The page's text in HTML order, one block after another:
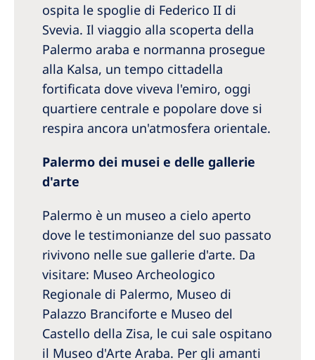
ospita le spoglie di Federico II di
Svevia. Il viaggio alla scoperta della
Palermo araba e normanna prosegue
alla Kalsa, un tempo cittadella
fortificata dove viveva l'emiro, oggi
quartiere centrale e popolare dove si
respira ancora un'atmosfera orientale.
Palermo dei musei e delle gallerie
d'arte
Palermo è un museo a cielo aperto
dove le testimonianze del suo passato
rivivono nelle sue gallerie d'arte. Da
visitare: Museo Archeologico
Regionale di Palermo, Museo di
Palazzo Branciforte e Museo del
Castello della Zisa, le cui sale ospitano
il Museo d'Arte Araba. Per gli amanti